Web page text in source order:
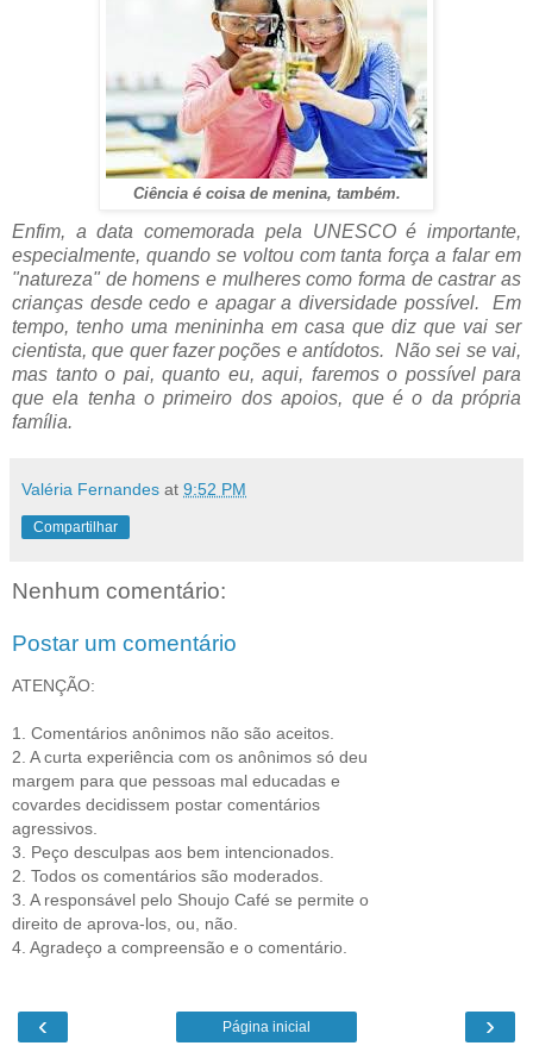
Ciência é coisa de menina, também.
Enfim, a data comemorada pela UNESCO é importante,
especialmente, quando se voltou com tanta força a falar em
"natureza" de homens e mulheres como forma de castrar as
crianças desde cedo e apagar a diversidade possível. Em
tempo, tenho uma menininha em casa que diz que vai ser
cientista, que quer fazer poções e antídotos. Não sei se vai,
mas tanto o pai, quanto eu, aqui, faremos o possível para
que ela tenha o primeiro dos apoios, que é o da própria
família.
Valéria Fernandes at 9:52 PM
Compartilhar
Nenhum comentário:
Postar um comentário
ATENÇÃO:
1. Comentários anônimos não são aceitos.
2. A curta experiência com os anônimos só deu
margem para que pessoas mal educadas e
covardes decidissem postar comentários
agressivos.
3. Peço desculpas aos bem intencionados.
2. Todos os comentários são moderados.
3. A responsável pelo Shoujo Café se permite o
direito de aprova-los, ou, não.
4. Agradeço a compreensão e o comentário.
‹ ›
Página inicial